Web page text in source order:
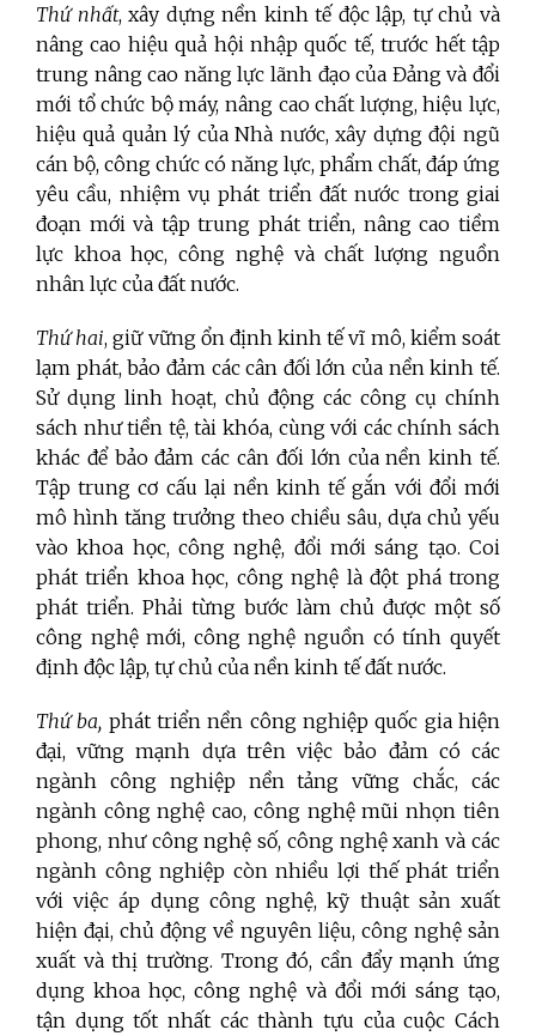
Thứ nhất, xây dựng nền kinh tế độc lập, tự chủ và
nâng cao hiệu quả hội nhập quốc tế, trước hết tập
trung nâng cao năng lực lãnh đạo của Đảng và đổi
mới tổ chức bộ máy, nâng cao chất lượng, hiệu lực,
hiệu quả quản lý của Nhà nước, xây dựng đội ngũ
cán bộ, công chức có năng lực, phẩm chất, đáp ứng
yêu cầu, nhiệm vụ phát triển đất nước trong giai
đoạn mới và tập trung phát triển, nâng cao tiềm
lực khoa học, công nghệ và chất lượng nguồn
nhân lực của đất nước.
Thứ hai, giữ vững ổn định kinh tế vĩ mô, kiểm soát
lạm phát, bảo đảm các cân đối lớn của nền kinh tế.
Sử dụng linh hoạt, chủ động các công cụ chính
sách như tiền tệ, tài khóa, cùng với các chính sách
khác để bảo đảm các cân đối lớn của nền kinh tế.
Tập trung cơ cấu lại nền kinh tế gắn với đổi mới
mô hình tăng trưởng theo chiều sâu, dựa chủ yếu
vào khoa học, công nghệ, đổi mới sáng tạo. Coi
phát triển khoa học, công nghệ là đột phá trong
phát triển. Phải từng bước làm chủ được một số
công nghệ mới, công nghệ nguồn có tính quyết
định độc lập, tự chủ của nền kinh tế đất nước.
Thứ ba, phát triển nền công nghiệp quốc gia hiện
đại, vững mạnh dựa trên việc bảo đảm có các
ngành công nghiệp nền tảng vững chắc, các
ngành công nghệ cao, công nghệ mũi nhọn tiên
phong, như công nghệ số, công nghệ xanh và các
ngành công nghiệp còn nhiều lợi thế phát triển
với việc áp dụng công nghệ, kỹ thuật sản xuất
hiện đại, chủ động về nguyên liệu, công nghệ sản
xuất và thị trường. Trong đó, cần đẩy mạnh ứng
dụng khoa học, công nghệ và đổi mới sáng tạo,
tận dụng tốt nhất các thành tựu của cuộc Cách